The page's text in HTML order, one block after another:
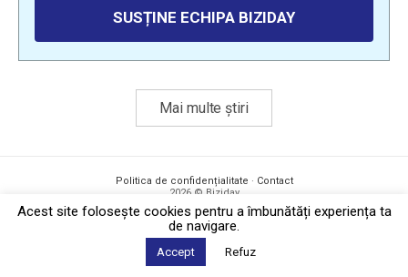
SUSȚINE ECHIPA BIZIDAY
Mai multe știri
Politica de confidențialitate · Contact
2026 © Biziday
Acest site foloseşte cookies pentru a îmbunătăți experiența ta
de navigare.
Accept Refuz